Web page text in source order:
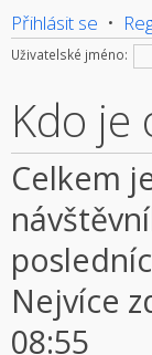
Přihlásit se •
Uživatelské jméno:
Kdo je
Celkem
Nejvíce
08:55